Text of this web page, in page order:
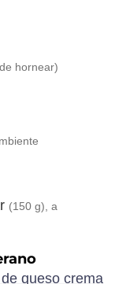
hornear)
(150 g), a
queso crema